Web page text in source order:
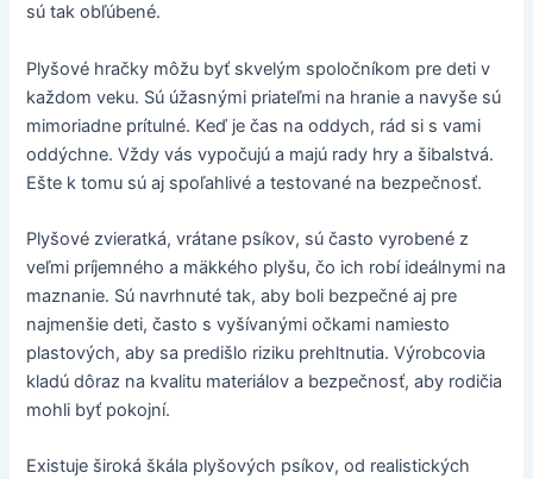
sú tak obľúbené.
Plyšové hračky môžu byť skvelým spoločníkom pre deti v
každom veku. Sú úžasnými priateľmi na hranie a navyše sú
mimoriadne prítulné. Keď je čas na oddych, rád si s vami
oddýchne. Vždy vás vypočujú a majú rady hry a šibalstvá.
Ešte k tomu sú aj spoľahlivé a testované na bezpečnosť.
Plyšové zvieratká, vrátane psíkov, sú často vyrobené z
veľmi príjemného a mäkkého plyšu, čo ich robí ideálnymi na
maznanie. Sú navrhnuté tak, aby boli bezpečné aj pre
najmenšie deti, často s vyšívanými očkami namiesto
plastových, aby sa predišlo riziku prehltnutia. Výrobcovia
kladú dôraz na kvalitu materiálov a bezpečnosť, aby rodičia
mohli byť pokojní.
Existuje široká škála plyšových psíkov, od realistických